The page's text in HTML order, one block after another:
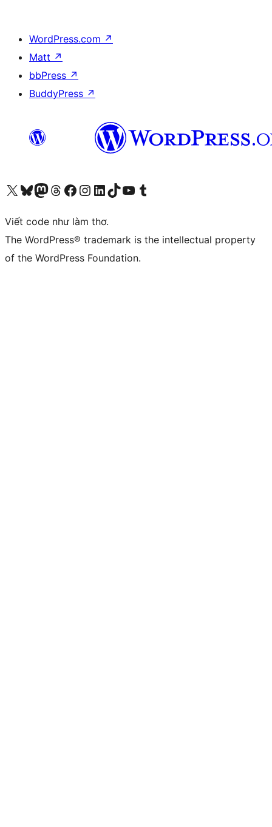
WordPress.com ↗
Matt ↗
bbPress ↗
BuddyPress ↗
Truy cập tài khoản X (trước đây là Twitter) của chúng tôiVisit our Bluesky account
Visit our Mastodon account
Visit our Threads account
Xem trang Facebook của chúng tôiTruy cập tài khoản Instagram của chúng tôiTruy cập tài khoản LinkedIn của chúng tôiVisit our TikTok account
Truy cập kênh YouTube của chúng tôi Visit our Tumblr account
Viết code như làm thơ.
The WordPress® trademark is the intellectual property
of the WordPress Foundation.